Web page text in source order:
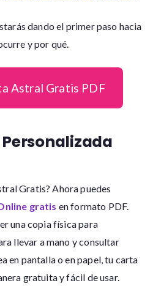
dando el primer paso hacia
y por qué.
Astral Gratis PDF
Gratis? Ahora puedes
gratis en formato PDF.
una copia física para
llevar a mano y consultar
en pantalla o en papel, tu carta
gratuita y fácil de usar.